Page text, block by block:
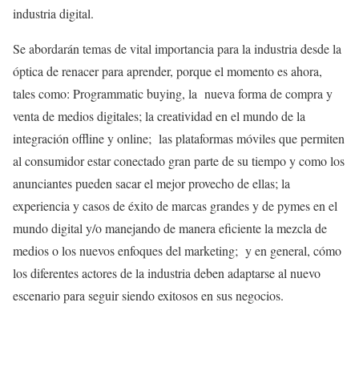
industria digital.
Se abordarán temas de vital importancia para la industria desde la
óptica de renacer para aprender, porque el momento es ahora,
tales como: Programmatic buying, la nueva forma de compra y
venta de medios digitales; la creatividad en el mundo de la
integración offline y online; las plataformas móviles que permiten
al consumidor estar conectado gran parte de su tiempo y como los
anunciantes pueden sacar el mejor provecho de ellas; la
experiencia y casos de éxito de marcas grandes y de pymes en el
mundo digital y/o manejando de manera eficiente la mezcla de
medios o los nuevos enfoques del marketing; y en general, cómo
los diferentes actores de la industria deben adaptarse al nuevo
escenario para seguir siendo exitosos en sus negocios.